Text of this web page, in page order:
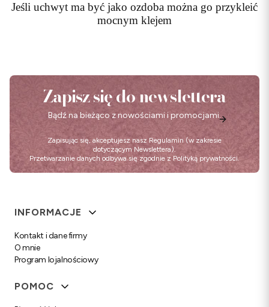
Jeśli uchwyt ma być jako ozdoba można go przykleić
mocnym klejem
Zapisz się do newslettera
Bądź na bieżąco z nowościami i promocjami.
Zapisując się, akceptujesz nasz Regulamin (w zakresie
dotyczącym Newslettera).
Przetwarzanie danych odbywa się zgodnie z Polityką prywatności.
Linki w stopce
INFORMACJE
Kontakt i dane firmy
O mnie
Program lojalnościowy
POMOC